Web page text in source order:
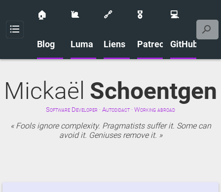
Menu
🏠
Blog
🐌
Luma
🔗
Liens
🎖️
Patreon
💻
GitHub
Mickaël Schoentgen
Software Developer · Autodidact · Working abroad
Fools ignore complexity. Pragmatists suffer it. Some can
avoid it. Geniuses remove it.